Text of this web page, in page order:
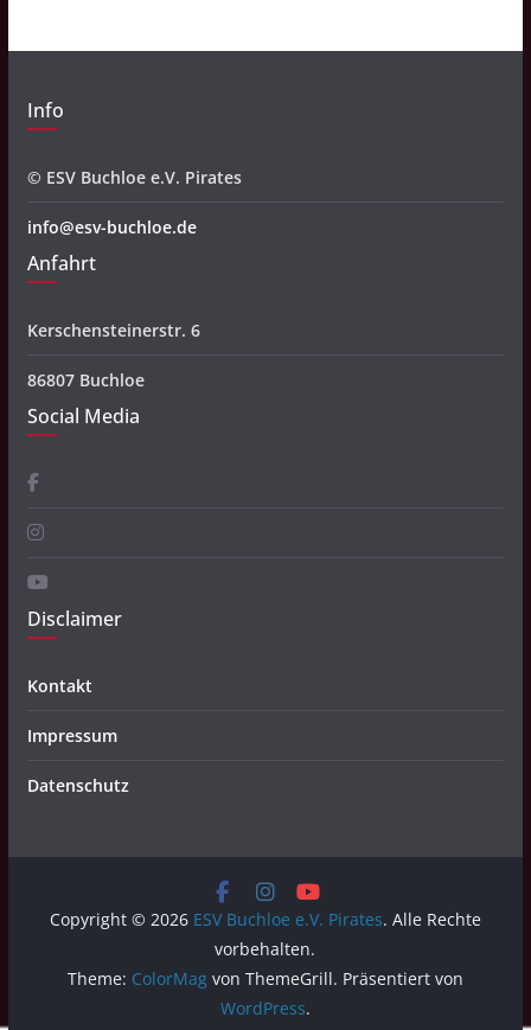
Info
© ESV Buchloe e.V. Pirates
info@esv-buchloe.de
Anfahrt
Kerschensteinerstr. 6
86807 Buchloe
Social Media
Disclaimer
Kontakt
Impressum
Datenschutz
Copyright © 2026 ESV Buchloe e.V. Pirates. Alle Rechte
vorbehalten.
Theme: ColorMagvon ThemeGrill. Präsentiert von
WordPress.